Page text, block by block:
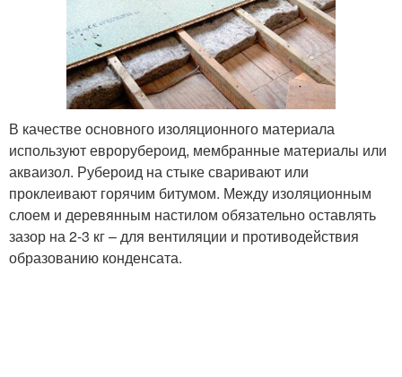
В качестве основного изоляционного материала
используют еврорубероид, мембранные материалы или
акваизол. Рубероид на стыке сваривают или
проклеивают горячим битумом. Между изоляционным
слоем и деревянным настилом обязательно оставлять
зазор на 2-3 кг – для вентиляции и противодействия
образованию конденсата.